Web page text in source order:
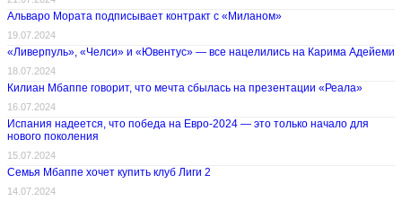
Альваро Мората подписывает контракт с «Миланом»
19.07.2024
«Ливерпуль», «Челси» и «Ювентус» — все нацелились на Карима Адейеми
18.07.2024
Килиан Мбаппе говорит, что мечта сбылась на презентации «Реала»
16.07.2024
Испания надеется, что победа на Евро-2024 — это только начало для
нового поколения
15.07.2024
Семья Мбаппе хочет купить клуб Лиги 2
14.07.2024